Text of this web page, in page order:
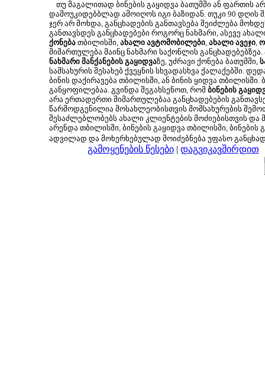
თუ მაგალითად ბინების გაყიდვა ბათუმში ან ფართის
დამოუკიდებბლად ამოიღოს იგი ბაზიდან. თუკი 90 დღის
ჯერ არ მოხდა, განცხადების განთავსება შეიძლება
განთავსდეს განცხადებები როგორც ნახმარი, ასევე
ქონება თბილისში, ახალი ავტომობილები, ახალი ავეჯი,
მიმართულება მაინც ნახმარი საქონლის
ნახმარი მანქანების გაყიდვაზე, უძრავი ქონება ბათუმში,
სამსახურის შესახებ ქვეყნის სხვადასხვა ქალაქებში.
ბინის დაქირავება თბილისში, ან ბინის ყიდვა
განყოფილებაა. გვინდა შეგახსენოთ, რომ ბინების
არა ერთადერთი მიმართულებაა განცხადებების
წარმოდგენილია მოსახლეობისთვის მომსახურების
შესაძლებლობებს ახალი კლიენტების მოძიებისთვის და
არენდა თბილისში, ბინების გაყიდვა თბილისში, ბინების
ადვილად და მოხერხებულად მოიძებნება უფასო
გამოყენების წესები| დაგვიკავშირდით